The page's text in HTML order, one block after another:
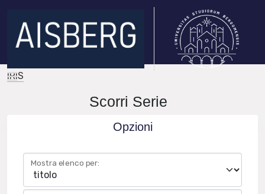
IRIS
Scorri Serie
Opzioni
Mostra elenco per: